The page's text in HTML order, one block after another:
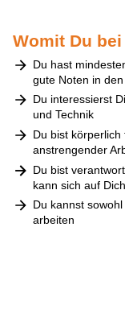
Womit Du
Du hast
gute Noten in
Du interessierst
und Technik
Du bist
anstrengender
Du bist
kann sich auf
Du kannst
arbeiten